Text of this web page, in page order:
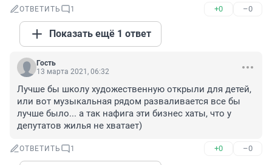
ОТВЕТИТЬ 1 +0 –0
Показать ещё 1 ответ
Гость
13 марта 2021, 06:32
Лучше бы школу художественную открыли для детей,
или вот музыкальная рядом разваливается все бы
лучше было... а так нафига эти бизнес хаты, что у
депутатов жилья не хватает)
ОТВЕТИТЬ 1 +0 –0